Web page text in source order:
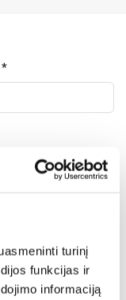
turinį
funkcijas ir
informaciją
*